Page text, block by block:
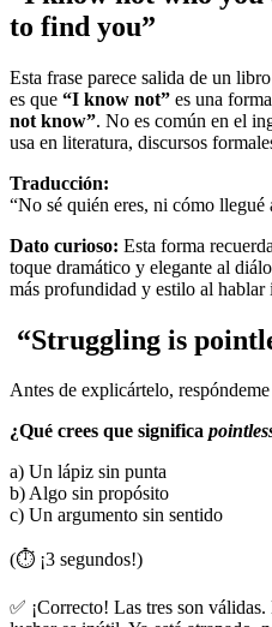
to find you”
Esta frase parece salida de un
es que “I know not” es una
not know”. No es común en el
usa en literatura, discursos
Traducción:
“No sé quién eres, ni cómo llegué
Dato curioso: Esta forma
toque dramático y elegante al
más profundidad y estilo al hablar
“Struggling is
Antes de explicártelo,
¿Qué crees que significa
a) Un lápiz sin punta
b) Algo sin propósito
c) Un argumento sin sentido
(⏱️ ¡3 segundos!)
✅ ¡Correcto! Las tres son